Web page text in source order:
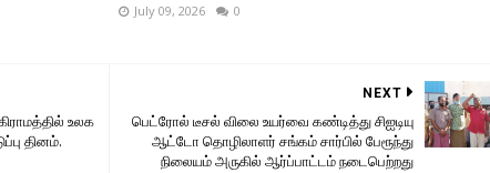
July 09, 2026 0
NEXT
பெட்ரோல் டீசல் விலை உயர்வை கண்டித்து சிஐடியு
ஆட்டோ தொழிலாளர் சங்கம் சார்பில் பேரூந்து
நிலையம் அருகில் ஆர்ப்பாட்டம் நடைபெற்றது
உலக
தினம்.